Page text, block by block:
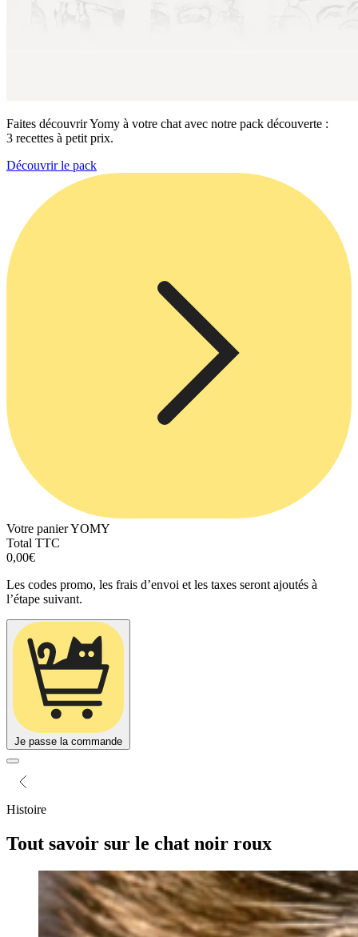
Faites découvrir Yomy à votre chat avec notre pack découverte :
3 recettes à petit prix.
Découvrir le pack
Votre panier YOMY
Total TTC
0,00€
Les codes promo, les frais d’envoi et les taxes seront ajoutés à
l’étape suivant.
Je passe la commande
Histoire
Tout savoir sur le chat noir roux